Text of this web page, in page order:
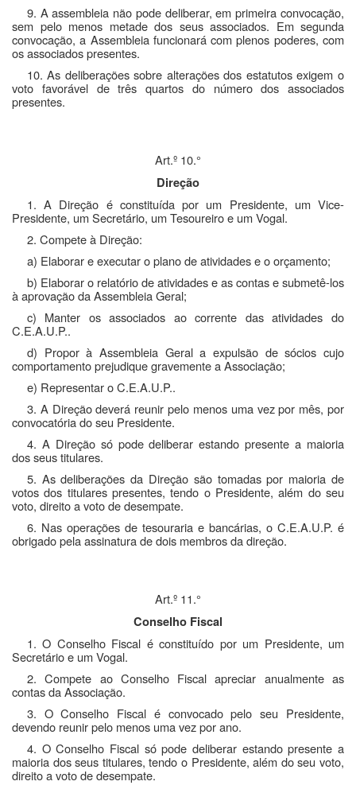
9. A assembleia não pode deliberar, em primeira convocação,
sem pelo menos metade dos seus associados. Em segunda
convocação, a Assembleia funcionará com plenos poderes, com
os associados presentes.
10. As deliberações sobre alterações dos estatutos exigem o
voto favorável de três quartos do número dos associados
presentes.
Art.º 10.°
Direção
1. A Direção é constituída por um Presidente, um Vice-
Presidente, um Secretário, um Tesoureiro e um Vogal.
2. Compete à Direção:
a) Elaborar e executar o plano de atividades e o orçamento;
b) Elaborar o relatório de atividades e as contas e submetê-los
à aprovação da Assembleia Geral;
c) Manter os associados ao corrente das atividades do
C.E.A.U.P..
d) Propor à Assembleia Geral a expulsão de sócios cujo
comportamento prejudique gravemente a Associação;
e) Representar o C.E.A.U.P..
3. A Direção deverá reunir pelo menos uma vez por mês, por
convocatória do seu Presidente.
4. A Direção só pode deliberar estando presente a maioria
dos seus titulares.
5. As deliberações da Direção são tomadas por maioria de
votos dos titulares presentes, tendo o Presidente, além do seu
voto, direito a voto de desempate.
6. Nas operações de tesouraria e bancárias, oC.E.A.U.P. é
obrigado pela assinatura de dois membros da direção.
Art.º 11.°
Conselho Fiscal
1. O Conselho Fiscal é constituído por um Presidente, um
Secretário e um Vogal.
2. Compete ao Conselho Fiscal apreciar anualmente as
contas da Associação.
3. O Conselho Fiscal é convocado pelo seu Presidente,
devendo reunir pelo menos uma vez por ano.
4. O Conselho Fiscal só pode deliberar estando presente a
maioria dos seus titulares, tendo o Presidente, além do seu voto,
direito a voto de desempate.